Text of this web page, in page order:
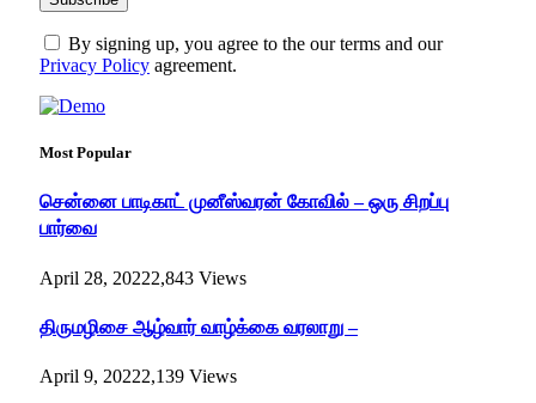
By signing up, you agree to the our terms and our
Privacy Policy agreement.
Most Popular
சென்னை பாடிகாட் முனீஸ்வரன் கோவில் – ஒரு சிறப்பு
பார்வை
April 28, 20222,843 Views
திருமழிசை ஆழ்வார் வாழ்க்கை வரலாறு –
April 9, 20222,139 Views